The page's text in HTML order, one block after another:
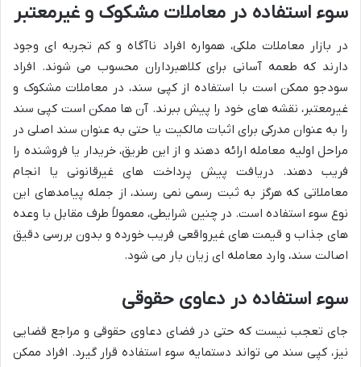
سوء استفاده در معاملات مشکوک و غیرمعتبر
در بازار معاملات ملکی، همواره افراد ناآگاه و کم تجربه ای وجود
دارند که طعمه آسانی برای کلاهبرداران محسوب می شوند. افراد
سودجو ممکن است با استفاده از کپی سند، در معاملات مشکوک و
غیرمعتبر، نقشه های خود را پیش ببرند. آن ها ممکن است کپی سند
را به عنوان مدرکی برای اثبات مالکیت یا حتی به عنوان سند اصلی در
مراحل اولیه معامله ارائه دهند و از این طریق، خریدار یا فروشنده را
فریب دهند. دریافت پیش پرداخت های غیرقانونی یا انجام
معاملاتی که هرگز به ثبت رسمی نمی رسند، از جمله پیامدهای این
نوع سوء استفاده است. در چنین شرایطی، معمولاً طرف مقابل با وعده
های جذاب و قیمت های غیرواقعی فریب خورده و بدون بررسی دقیق
اصالت سند، وارد معامله ای زیان بار می شود.
سوء استفاده در دعاوی حقوقی
جای تعجب نیست که حتی در فضای دعاوی حقوقی و مراجع قضایی
نیز، کپی سند می تواند دستمایه سوء استفاده قرار گیرد. افراد ممکن